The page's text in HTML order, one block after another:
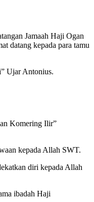
Jamaah Haji Ogan
datang kepada para tamu
Ujar Antonius.
Komering Ilir”
kepada Allah SWT.
diri kepada Allah
ibadah Haji